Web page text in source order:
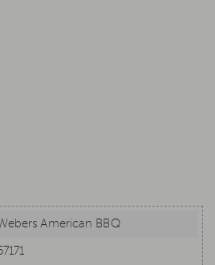
American BBQ